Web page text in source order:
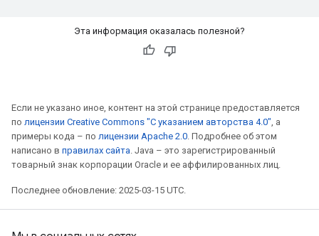
Эта информация оказалась полезной?
Если не указано иное, контент на этой странице предоставляется
по лицензии Creative Commons "С указанием авторства 4.0", а
примеры кода – по лицензии Apache 2.0. Подробнее об этом
написано в правилах сайта. Java – это зарегистрированный
товарный знак корпорации Oracle и ее аффилированных лиц.
Последнее обновление: 2025-03-15 UTC.